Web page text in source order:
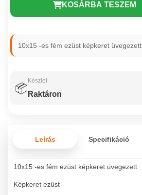
KOSÁRBA TESZEM
10x15 -es fém ezüst képkeret üvegezett
📦
Készlet
Raktáron
Leírás Specifikáció
10x15 -es fém ezüst képkeret üvegezett
Képkeret ezüst